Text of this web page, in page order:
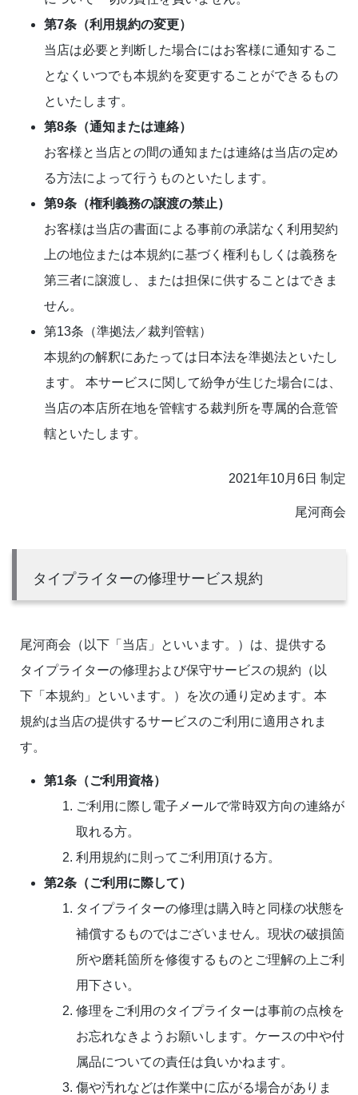
第7条（利用規約の変更）
当店は必要と判断した場合にはお客様に通知するこ
となくいつでも本規約を変更することができるもの
といたします。
第8条（通知または連絡）
お客様と当店との間の通知または連絡は当店の定め
る方法によって行うものといたします。
第9条（権利義務の譲渡の禁止）
お客様は当店の書面による事前の承諾なく利用契約
上の地位または本規約に基づく権利もしくは義務を
第三者に譲渡し、または担保に供することはできま
せん。
第13条（準拠法／裁判管轄）
本規約の解釈にあたっては日本法を準拠法といたし
ます。 本サービスに関して紛争が生じた場合には、
当店の本店所在地を管轄する裁判所を専属的合意管
轄といたします。
2021年10月6日 制定
尾河商会
タイプライターの修理サービス規約
尾河商会（以下「当店」といいます。）は、提供する
タイプライターの修理および保守サービスの規約（以
下「本規約」といいます。）を次の通り定めます。本
規約は当店の提供するサービスのご利用に適用されま
す。
第1条（ご利用資格）
ご利用に際し電子メールで常時双方向の連絡が
取れる方。
利用規約に則ってご利用頂ける方。
第2条（ご利用に際して）
タイプライターの修理は購入時と同様の状態を
補償するものではございません。現状の破損箇
所や磨耗箇所を修復するものとご理解の上ご利
用下さい。
修理をご利用のタイプライターは事前の点検を
お忘れなきようお願いします。ケースの中や付
属品についての責任は負いかねます。
傷や汚れなどは作業中に広がる場合がありま